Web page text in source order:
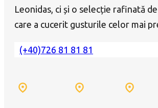
Leonidas, ci și o selecție rafinată
care a cucerit gusturile celor mai
(+40)726 81 81 81